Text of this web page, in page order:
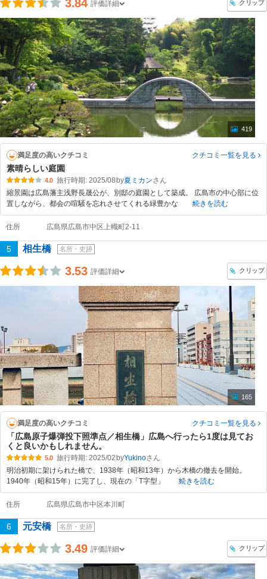
3.84 評価詳細 クリップ
419
満足度の高いクチコミ クチコミ一覧を見る
素晴らしい庭園
4.0 旅行時期: 2025/08 by夏ミカン
縮景園は広島藩主浅野長晟公が、別邸の庭園として築成。 広島市の中心部に位
置しながら、都会の喧騒を忘れさせてくれる緑豊かな
続きを読む
住所 広島県広島市中区上幟町2-11
5 相生橋 名所・史跡
3.53 評価詳細 クリップ
165
満足度の高いクチコミ クチコミ一覧を見る
「広島原子爆弾投下照準点／相生橋」広島へ行ったら1度は見てお
くと良いかもしれません。
5.0 旅行時期: 2025/02 byYukino
明治初期に架けられた橋で、1938年（昭和13年）から木橋の撤去を開始。
1940年（昭和15年）に完了し、現在の「T字型」
続きを読む
住所 広島県広島市中区本川町
6 元安橋 名所・史跡
3.49 評価詳細 クリップ